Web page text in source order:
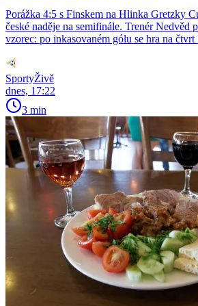
Porážka 4:5 s Finskem na Hlinka Gretzky
české naděje na semifinále. Trenér Nedvěd
vzorec: po inkasovaném gólu se hra na
SportyŽivě
dnes, 17:22
3 min